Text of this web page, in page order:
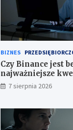
BIZNES
Czy Binance jest
najważniejsze
7 sierpnia 2026